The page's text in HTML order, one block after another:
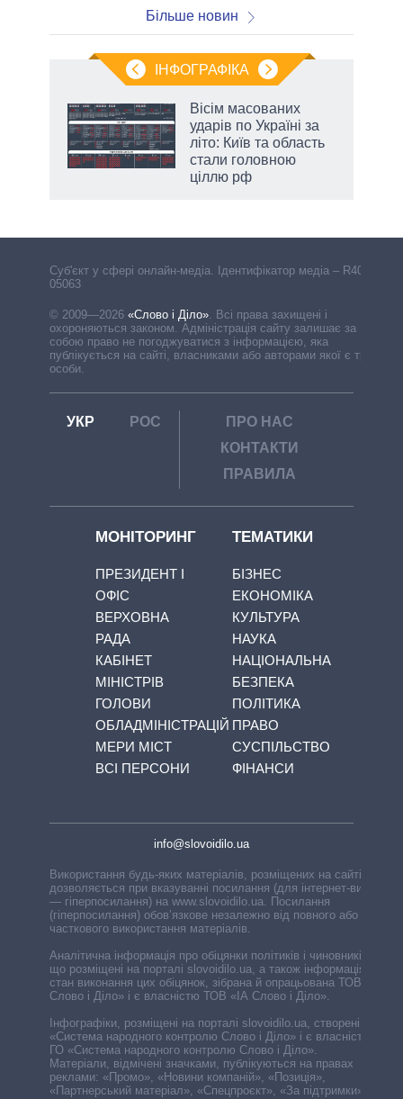
Більше новин
ІНФОГРАФІКА
Вісім масованих
ударів по Україні за
літо: Київ та область
стали головною
ціллю рф
Cуб'єкт у сфері онлайн-медіа. Ідентифікатор медіа – R40-
05063
© 2009—2026 «Слово і Діло»
Всі права захищені і
охороняються законом. Адміністрація сайту залишає за
собою право не погоджуватися з інформацією, яка
публікується на сайті, власниками або авторами якої є треті
особи.
УКР РОС
ПРО НАС
КОНТАКТИ
ПРАВИЛА
МОНІТОРИНГ
ПРЕЗИДЕНТ І
ОФІС
ВЕРХОВНА
РАДА
КАБІНЕТ
МІНІСТРІВ
ГОЛОВИ
ОБЛАДМІНІСТРАЦІЙ
МЕРИ МІСТ
ВСІ ПЕРСОНИ
ТЕМАТИКИ
БІЗНЕС
ЕКОНОМІКА
КУЛЬТУРА
НАУКА
НАЦІОНАЛЬНА
БЕЗПЕКА
ПОЛІТИКА
ПРАВО
СУСПІЛЬСТВО
ФІНАНСИ
info@slovoidilo.ua
Використання будь-яких матеріалів, розміщених на сайті,
дозволяється при вказуванні посилання (для інтернет-видань
— гіперпосилання) на www.slovoidilo.ua. Посилання
(гіперпосилання) обов’язкове незалежно від повного або
часткового використання матеріалів.
Аналітична інформація про обіцянки політиків і чиновників,
що розміщені на порталі slovoidilo.ua, а також інформація про
стан виконання цих обіцянок, зібрана й опрацьована ТОВ «ІА
Слово і Діло» і є власністю ТОВ «ІА Слово і Діло».
Інфографіки, розміщені на порталі slovoidilo.ua, створені ГО
«Система народного контролю Слово і Діло» і є власністю
ГО «Система народного контролю Слово і Діло».
Матеріали, відмічені значками, публікуються на правах
реклами: «Промо», «Новини компаній», «Позиція»,
«Партнерський матеріал», «Спецпроєкт», «За підтримки».